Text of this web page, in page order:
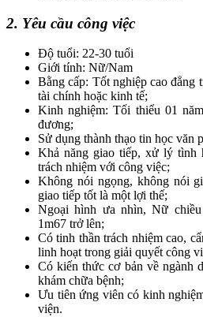
2. Yêu cầu công việc
Độ tuổi: 22-30 tuổi
Giới tính: Nữ/Nam
Bằng cấp: Tốt nghiệp cao đẳng
tài chính hoặc kinh tế;
Kinh nghiệm: Tối thiểu 01
đương;
Sử dụng thành thạo tin học văn
Khả năng giao tiếp, xử lý tình
trách nhiệm với công việc;
Không nói ngọng, không nói
giao tiếp tốt là một lợi thế;
Ngoại hình ưa nhìn, Nữ
1m67 trở lên;
Có tinh thần trách nhiệm cao,
linh hoạt trong giải quyết công
Có kiến thức cơ bản về ngành
khám chữa bệnh;
Ưu tiên ứng viên có kinh
viện.